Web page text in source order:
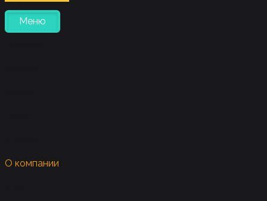
Меню
О компании